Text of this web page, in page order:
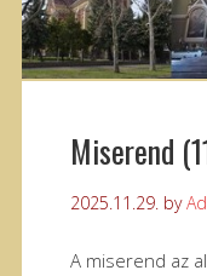
Miserend
2025.11.29. by
A miserend az